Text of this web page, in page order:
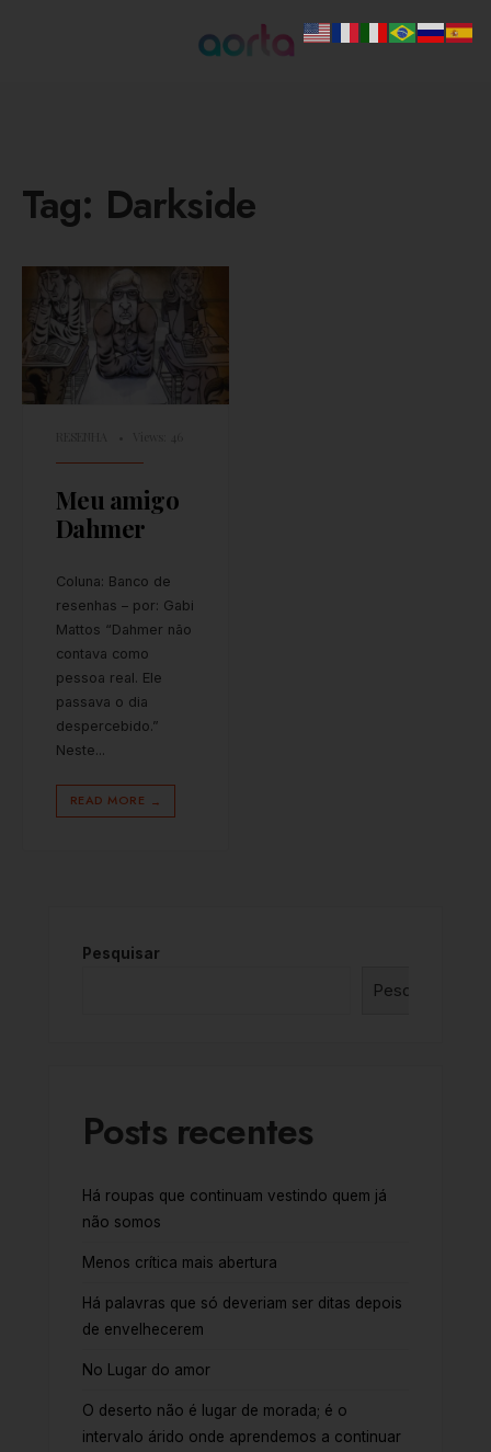
Tag: Darkside
Meu amigo
Dahmer
Coluna: Banco de
resenhas – por: Gabi
Mattos “Dahmer não
contava como
pessoa real. Ele
passava o dia
despercebido.”
Neste...
READ MORE →
Pesquisar
Pesquisar
Posts recentes
Há roupas que continuam vestindo quem já
não somos
Menos crítica mais abertura
Há palavras que só deveriam ser ditas depois
de envelhecerem
No Lugar do amor
O deserto não é lugar de morada; é o
intervalo árido onde aprendemos a continuar